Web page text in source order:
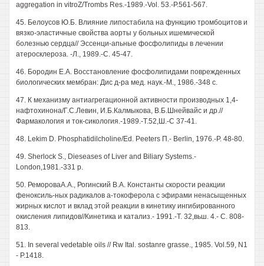
aggregation in vitroZ/Trombs Res.-1989.-Vol. 53.-P.561-567.
45. Белоусов Ю.Б. Влияние липостабила на функцию тромбоцитов и
вязко-эластичные свойства аорты у больных ишемической
болезнью сердца// Эссенци-апьные фосфолипиды в лечении
атеросклероза. -Л., 1989.-С. 45-47.
46. Бородин Е.А. Восстановление фосфолипидами поврежденных
биологических мембран: Дис д-ра мед. наук.-М., 1986.-348 с.
47. К механизму антиагрегационной активности производных 1,4-
нафтохинона/Г.С.Левин, И.Б.Калмыкова, В.Б.Шнейвайс и др.//
Фармакология и ток-сикология.-1989.-Т.52,Ш.-С 37-41.
48. Lekim D. Phosphatidilcholine/Ed. Peeters П.- Berlin, 1976.-Р. 48-80.
49. Sherlock S., Dieseases of Liver and Biliary Systems.-
London,1981.-331 p.
50. РемороваA.A., Рогинский B.A. Константы скорости реакции
феноксиль-ных радикалов а-токоферола с эфирами ненасыщенных
жирных кислот и вклад этой реакции в кинетику ингибированного
окисления липидов//Кинетика и катализ.- 1991.-Т. 32,вьш. 4.- С. 808-
813.
51. In several vedetable oils // Rw Ital. sostanre grasse., 1985. Vol.59, N1
- P.1418.